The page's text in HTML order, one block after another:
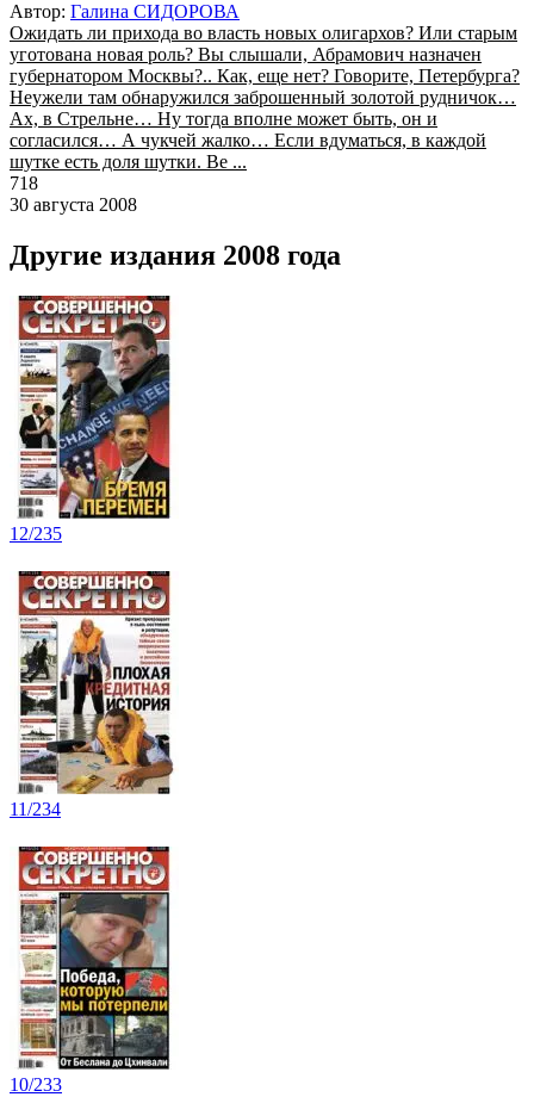
Автор: Галина СИДОРОВА
Ожидать ли прихода во власть новых олигархов? Или старым
уготована новая роль? Вы слышали, Абрамович назначен
губернатором Москвы?.. Как, еще нет? Говорите, Петербурга?
Неужели там обнаружился заброшенный золотой рудничок…
Ах, в Стрельне… Ну тогда вполне может быть, он и
согласился… А чукчей жалко… Если вдуматься, в каждой
шутке есть доля шутки. Ве ...
718
30 августа 2008
Другие издания 2008 года
12/235
11/234
10/233